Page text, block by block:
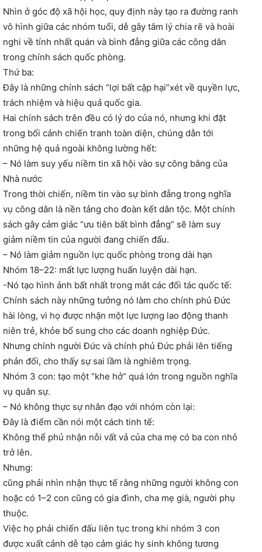
Nhìn ở góc độ xã hội học, quy định này tạo ra đường ranh
vô hình giữa các nhóm tuổi, dễ gây tâm lý chia rẽ và hoài
nghi về tính nhất quán và bình đẳng giữa các công dân
trong chính sách quốc phòng.
Thứ ba:
Đây là những chính sách “lợi bất cập hại”xét về quyền lực,
trách nhiệm và hiệu quả quốc gia.
Hai chính sách trên đều có lý do của nó, nhưng khi đặt
trong bối cảnh chiến tranh toàn diện, chúng dẫn tới
những hệ quả ngoài không lường hết:
– Nó làm suy yếu niềm tin xã hội vào sự công bằng của
Nhà nước
Trong thời chiến, niềm tin vào sự bình đẳng trong nghĩa
vụ công dân là nền tảng cho đoàn kết dân tộc. Một chính
sách gây cảm giác “ưu tiên bất bình đẳng” sẽ làm suy
giảm niềm tin của người đang chiến đấu.
– Nó làm giảm nguồn lực quốc phòng trong dài hạn
Nhóm 18–22: mất lực lượng huấn luyện dài hạn.
-Nó tạo hình ảnh bất nhất trong mắt các đối tác quốc tế:
Chính sách này những tưởng nó làm cho chính phủ Đức
hài lòng, vì họ được nhận một lực lượng lao động thanh
niên trẻ, khỏe bổ sung cho các doanh nghiệp Đức.
Nhưng chính người Đức và chính phủ Đức phải lên tiếng
phản đối, cho thấy sự sai lầm là nghiêm trọng.
Nhóm 3 con: tạo một “khe hở” quá lớn trong nguồn nghĩa
vụ quân sự.
– Nó không thực sự nhân đạo với nhóm còn lại:
Đây là điểm cần nói một cách tinh tế:
Không thể phủ nhận nỗi vất vả của cha mẹ có ba con nhỏ
trở lên.
Nhưng:
cũng phải nhìn nhận thực tế rằng những người không con
hoặc có 1–2 con cũng có gia đình, cha mẹ già, người phụ
thuộc.
Việc họ phải chiến đấu liên tục trong khi nhóm 3 con
được xuất cảnh dễ tạo cảm giác hy sinh không tương